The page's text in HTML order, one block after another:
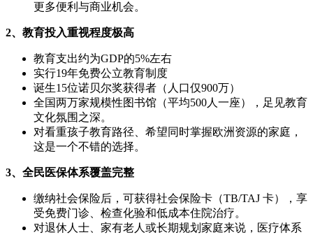
更多便利与商业机会。
2、教育投入重视程度极高
教育支出约为GDP的5%左右
实行19年免费公立教育制度
诞生15位诺贝尔奖获得者（人口仅900万）
全国两万家规模性图书馆（平均500人一座），足见教育
文化氛围之深。
对看重孩子教育路径、希望同时掌握欧洲资源的家庭，
这是一个不错的选择。
3、全民医保体系覆盖完整
缴纳社会保险后，可获得社会保险卡（TB/TAJ 卡），享
受免费门诊、检查化验和低成本住院治疗。
对退休人士、家有老人或长期规划家庭来说，医疗体系